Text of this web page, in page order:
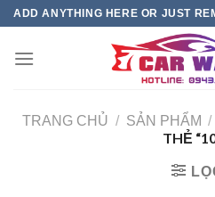
Chuyển
phần
ADD ANYTHING HERE OR JUST
TRANG CHỦ / SẢN PHẨM /
THẺ